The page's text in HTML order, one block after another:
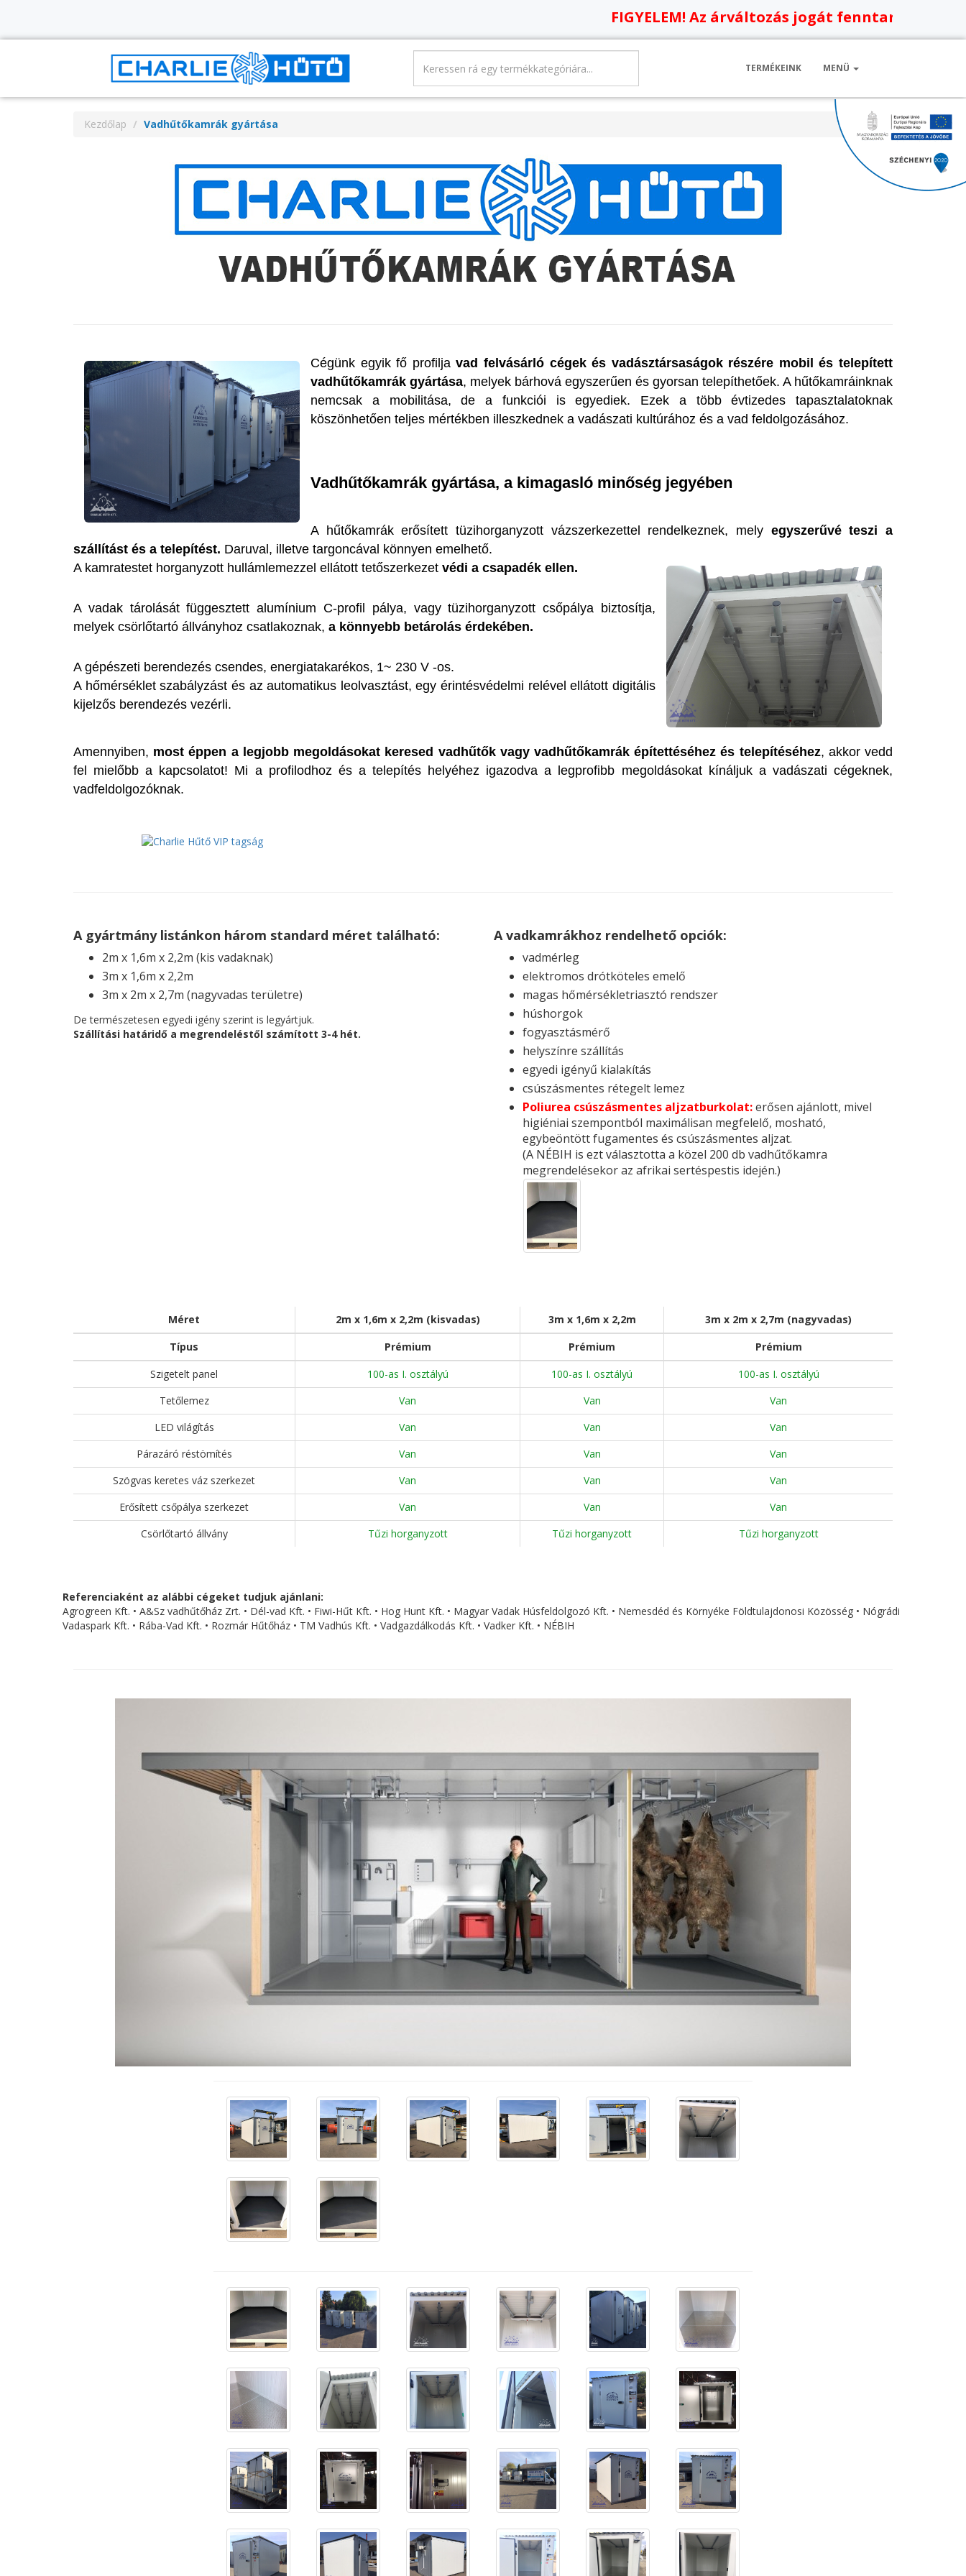
FIGYELEM! Az árváltozás jogát fenntartjuk,
TERMÉKEINK MENÜ
Kezdőlap Vadhűtőkamrák gyártása
Cégünk egyik fő profiljavad felvásárló cégek és vadásztársaságok részére mobil és telepített
vadhűtőkamrák gyártása, melyek bárhová egyszerűen és gyorsan telepíthetőek. A hűtőkamráinknak
nemcsak a mobilitása, de a funkciói is egyediek. Ezek a több évtizedes tapasztalatoknak
köszönhetően teljes mértékben illeszkednek a vadászati kultúrához és a vad feldolgozásához.
Vadhűtőkamrák gyártása, a kimagasló minőség jegyében
A hűtőkamrák erősített tüzihorganyzott vázszerkezettel rendelkeznek, mely egyszerűvé teszi a
szállítást és a telepítést. Daruval, illetve targoncával könnyen emelhető.
A kamratestet horganyzott hullámlemezzel ellátott tetőszerkezet védi a csapadék ellen.
A vadak tárolását függesztett alumínium C-profil pálya, vagy tüzihorganyzott csőpálya biztosítja,
melyek csörlőtartó állványhoz csatlakoznak, a könnyebb betárolás érdekében.
A gépészeti berendezés csendes, energiatakarékos, 1~ 230 V -os.
A hőmérséklet szabályzást és az automatikus leolvasztást, egy érintésvédelmi relével ellátott digitális
kijelzős berendezés vezérli.
Amennyiben, most éppen a legjobb megoldásokat keresed vadhűtők vagy vadhűtőkamrák építettéséhez és telepítéséhez, akkor vedd
fel mielőbb a kapcsolatot! Mi a profilodhoz és a telepítés helyéhez igazodva a legprofibb megoldásokat kínáljuk a vadászati cégeknek,
vadfeldolgozóknak.
A gyártmány listánkon három standard méret található:
2m x 1,6m x 2,2m (kis vadaknak)
3m x 1,6m x 2,2m
3m x 2m x 2,7m (nagyvadas területre)
De természetesen egyedi igény szerint is legyártjuk.
Szállítási határidő a megrendeléstől számított 3-4 hét.
A vadkamrákhoz rendelhető opciók:
vadmérleg
elektromos drótköteles emelő
magas hőmérsékletriasztó rendszer
húshorgok
fogyasztásmérő
helyszínre szállítás
egyedi igényű kialakítás
csúszásmentes rétegelt lemez
Poliurea csúszásmentes aljzatburkolat:erősen ajánlott, mivel
higiéniai szempontból maximálisan megfelelő, mosható,
egybeöntött fugamentes és csúszásmentes aljzat.
(A NÉBIH is ezt választotta a közel 200 db vadhűtőkamra
megrendelésekor az afrikai sertéspestis idején.)
Méret 2m x 1,6m x 2,2m (kisvadas) 3m x 1,6m x 2,2m
3m x 2m x 2,7m (nagyvadas)
Típus
Prémium Prémium
Prémium
Szigetelt panel
100-as I. osztályú 100-as I. osztályú
100-as I. osztályú
Tetőlemez
Van Van
Van
LED világítás
Van Van
Van
Párazáró réstömítés
Van Van
Van
Szögvas keretes váz szerkezet
Van Van
Van
Erősített csőpálya szerkezet
Van Van
Van
Csörlőtartó állvány
Tűzi horganyzott Tűzi horganyzott Tűzi horganyzott
Referenciaként az alábbi cégeket tudjuk ajánlani:
Agrogreen Kft. • A&Sz vadhűtőház Zrt. • Dél-vad Kft. • Fiwi-Hűt Kft. • Hog Hunt Kft. • Magyar Vadak Húsfeldolgozó Kft. • Nemesdéd és Környéke Földtulajdonosi Közösség • Nógrádi
Vadaspark Kft. • Rába-Vad Kft. • Rozmár Hűtőház • TM Vadhús Kft. • Vadgazdálkodás Kft. • Vadker Kft. • NÉBIH